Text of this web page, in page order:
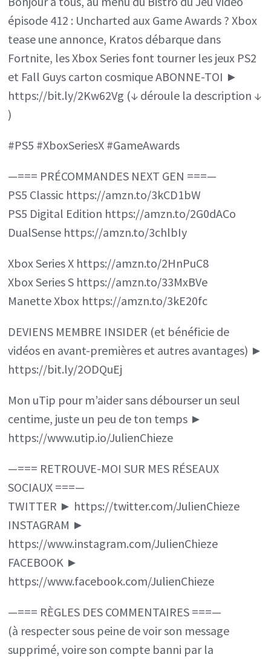
épisode 412 : Uncharted aux Game Awards ? Xbox
tease une annonce, Kratos débarque dans
Fortnite, les Xbox Series font tourner les jeux PS2
et Fall Guys carton cosmique ABONNE-TOI ►
https://bit.ly/2Kw62Vg (↓ déroule la description ↓
)
#PS5 #XboxSeriesX #GameAwards
—=== PRÉCOMMANDES NEXT GEN ===—
PS5 Classic https://amzn.to/3kCD1bW
PS5 Digital Edition https://amzn.to/2G0dACo
DualSense https://amzn.to/3chlbIy
Xbox Series X https://amzn.to/2HnPuC8
Xbox Series S https://amzn.to/33MxBVe
Manette Xbox https://amzn.to/3kE20fc
DEVIENS MEMBRE INSIDER (et bénéficie de
vidéos en avant-premières et autres avantages) ►
https://bit.ly/2ODQuEj
Mon uTip pour m’aider sans débourser un seul
centime, juste un peu de ton temps ►
https://www.utip.io/JulienChieze
—=== RETROUVE-MOI SUR MES RÉSEAUX
SOCIAUX ===—
TWITTER ► https://twitter.com/JulienChieze
INSTAGRAM ►
https://www.instagram.com/JulienChieze
FACEBOOK ►
https://www.facebook.com/JulienChieze
—=== RÈGLES DES COMMENTAIRES ===—
(à respecter sous peine de voir son message
supprimé, voire son compte banni par la